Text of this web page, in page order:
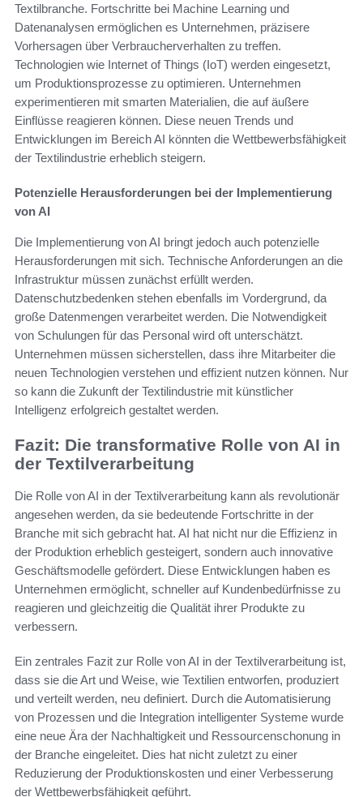
Textilbranche. Fortschritte bei Machine Learning und
Datenanalysen ermöglichen es Unternehmen, präzisere
Vorhersagen über Verbraucherverhalten zu treffen.
Technologien wie Internet of Things (IoT) werden eingesetzt,
um Produktionsprozesse zu optimieren. Unternehmen
experimentieren mit smarten Materialien, die auf äußere
Einflüsse reagieren können. Diese neuen Trends und
Entwicklungen im Bereich AI könnten die Wettbewerbsfähigkeit
der Textilindustrie erheblich steigern.
Potenzielle Herausforderungen bei der Implementierung
von AI
Die Implementierung von AI bringt jedoch auch potenzielle
Herausforderungen mit sich. Technische Anforderungen an die
Infrastruktur müssen zunächst erfüllt werden.
Datenschutzbedenken stehen ebenfalls im Vordergrund, da
große Datenmengen verarbeitet werden. Die Notwendigkeit
von Schulungen für das Personal wird oft unterschätzt.
Unternehmen müssen sicherstellen, dass ihre Mitarbeiter die
neuen Technologien verstehen und effizient nutzen können. Nur
so kann die Zukunft der Textilindustrie mit künstlicher
Intelligenz erfolgreich gestaltet werden.
Fazit: Die transformative Rolle von AI in
der Textilverarbeitung
Die Rolle von AI in der Textilverarbeitung kann als revolutionär
angesehen werden, da sie bedeutende Fortschritte in der
Branche mit sich gebracht hat. AI hat nicht nur die Effizienz in
der Produktion erheblich gesteigert, sondern auch innovative
Geschäftsmodelle gefördert. Diese Entwicklungen haben es
Unternehmen ermöglicht, schneller auf Kundenbedürfnisse zu
reagieren und gleichzeitig die Qualität ihrer Produkte zu
verbessern.
Ein zentrales Fazit zur Rolle von AI in der Textilverarbeitung ist,
dass sie die Art und Weise, wie Textilien entworfen, produziert
und verteilt werden, neu definiert. Durch die Automatisierung
von Prozessen und die Integration intelligenter Systeme wurde
eine neue Ära der Nachhaltigkeit und Ressourcenschonung in
der Branche eingeleitet. Dies hat nicht zuletzt zu einer
Reduzierung der Produktionskosten und einer Verbesserung
der Wettbewerbsfähigkeit geführt.